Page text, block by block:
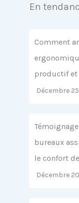
En
Comment
productif et
Décembre
bureaux
le confort
Décembre